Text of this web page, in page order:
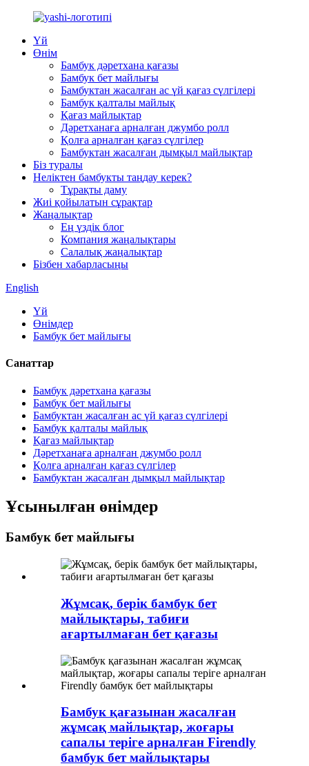
Үй
Өнім
Бамбук дәретхана қағазы
Бамбук бет майлығы
Бамбуктан жасалған ас үй қағаз сүлгілері
Бамбук қалталы майлық
Қағаз майлықтар
Дәретханаға арналған джумбо ролл
Қолға арналған қағаз сүлгілер
Бамбуктан жасалған дымқыл майлықтар
Біз туралы
Неліктен бамбукты таңдау керек?
Тұрақты даму
Жиі қойылатын сұрақтар
Жаңалықтар
Ең үздік блог
Компания жаңалықтары
Салалық жаңалықтар
Бізбен хабарласыңы
English
Үй
Өнімдер
Бамбук бет майлығы
Санаттар
Бамбук дәретхана қағазы
Бамбук бет майлығы
Бамбуктан жасалған ас үй қағаз сүлгілері
Бамбук қалталы майлық
Қағаз майлықтар
Дәретханаға арналған джумбо ролл
Қолға арналған қағаз сүлгілер
Бамбуктан жасалған дымқыл майлықтар
Ұсынылған өнімдер
Бамбук бет майлығы
Жұмсақ, берік бамбук бет
майлықтары, табиғи
ағартылмаған бет қағазы
Бамбук қағазынан жасалған
жұмсақ майлықтар, жоғары
сапалы теріге арналған Firendly
бамбук бет майлықтары